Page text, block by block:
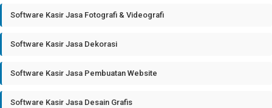
Software Kasir Jasa Fotografi & Videografi
Software Kasir Jasa Dekorasi
Software Kasir Jasa Pembuatan Website
Software Kasir Jasa Desain Grafis